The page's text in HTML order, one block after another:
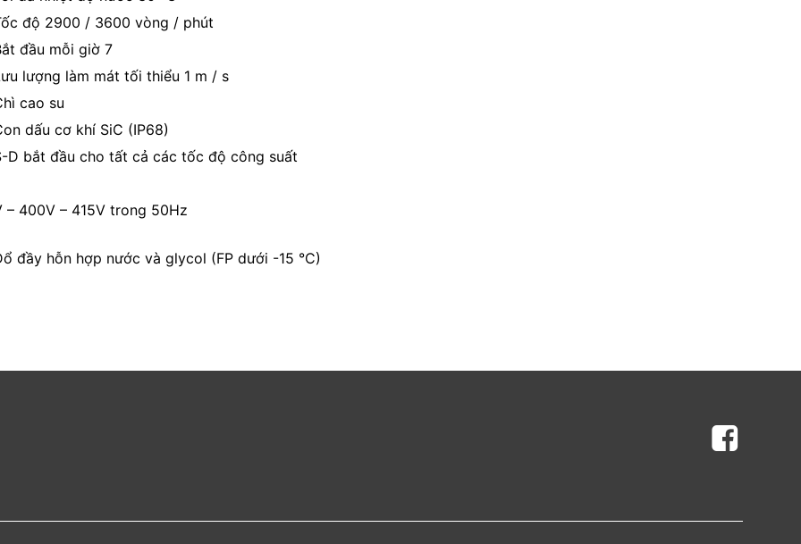
độ 2900 / 3600 vòng / phút
đầu mỗi giờ 7
lượng làm mát tối thiểu 1 m / s
cao su
dấu cơ khí SiC (IP68)
D bắt đầu cho tất cả các tốc độ công suất
– 400V – 415V trong 50Hz
đầy hỗn hợp nước và glycol (FP dưới -15 °C)